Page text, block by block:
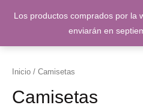
Inicio / Camisetas
Camisetas
Los productos comprados por la
enviarán en